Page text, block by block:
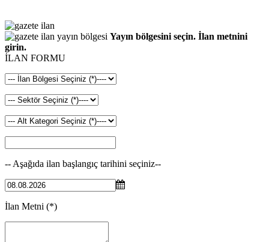
Yayın bölgesini seçin. İlan metnini
girin.
İLAN FORMU
-- Aşağıda ilan başlangıç tarihini seçiniz--
İlan Metni (*)